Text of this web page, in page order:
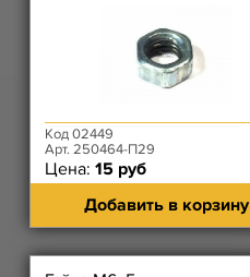
Код 02449
Арт. 250464-П29
Цена: 15 руб
Добавить в корзину